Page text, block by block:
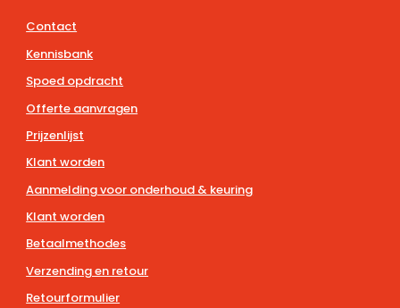
Contact
Kennisbank
Spoed opdracht
Offerte aanvragen
Prijzenlijst
Klant worden
Aanmelding voor onderhoud & keuring
Klant worden
Betaalmethodes
Verzending en retour
Retourformulier